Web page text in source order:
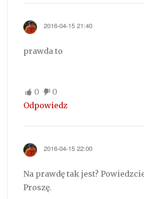
2016-04-15 21:40
prawda to
0
0
Odpowiedz
2016-04-15 22:00
Na prawdę tak jest?
Proszę.